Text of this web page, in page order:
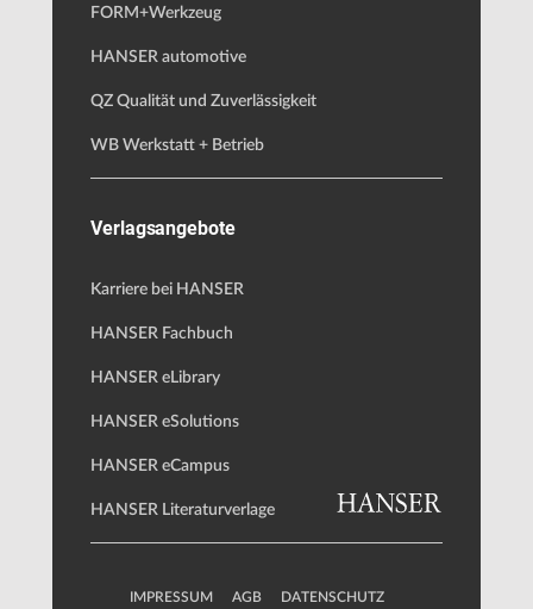
FORM+Werkzeug
HANSER automotive
QZ Qualität und Zuverlässigkeit
WB Werkstatt + Betrieb
Verlagsangebote
Karriere bei HANSER
HANSER Fachbuch
HANSER eLibrary
HANSER eSolutions
HANSER eCampus
HANSER Literaturverlage
IMPRESSUM AGB DATENSCHUTZ